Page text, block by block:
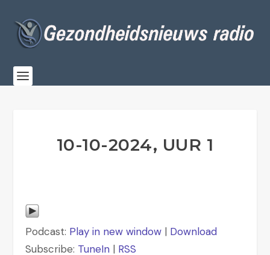
10-10-2024, UUR 1
Podcast: Play in new window | Download
Subscribe: TuneIn | RSS